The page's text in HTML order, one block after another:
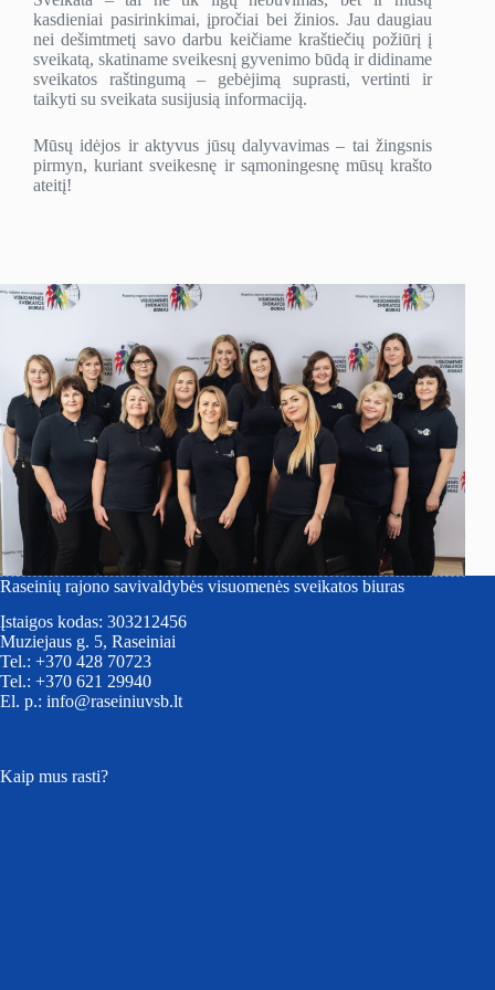
kasdieniai pasirinkimai, įpročiai bei žinios. Jau daugiau
nei dešimtmetį savo darbu keičiame kraštiečių požiūrį į
sveikatą, skatiname sveikesnį gyvenimo būdą ir didiname
sveikatos raštingumą – gebėjimą suprasti, vertinti ir
taikyti su sveikata susijusią informaciją.
Mūsų idėjos ir aktyvus jūsų dalyvavimas – tai žingsnis
pirmyn, kuriant sveikesnę ir sąmoningesnę mūsų krašto
ateitį!
Raseinių rajono savivaldybės visuomenės sveikatos biuras
Įstaigos kodas: 303212456
Muziejaus g. 5, Raseiniai
Tel.: +370 428 70723
Tel.: +370 621 29940
El. p.: info@raseiniuvsb.lt
Kaip mus rasti?